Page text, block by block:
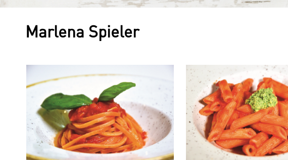
Marlena Spieler